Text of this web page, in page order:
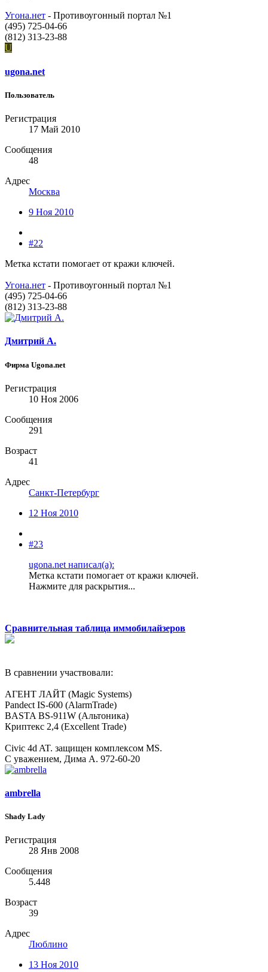
Угона.нет - Противоугонный портал №1
(495) 725-04-66
(812) 313-23-88
U
ugona.net
Пользователь
Регистрация
17 Май 2010
Сообщения
48
Адрес
Москва
9 Ноя 2010
#22
Метка кстати помогает от кражи ключей.
Угона.нет - Противоугонный портал №1
(495) 725-04-66
(812) 313-23-88
Дмитрий А.
Фирма Ugona.net
Регистрация
10 Ноя 2006
Сообщения
291
Возраст
41
Адрес
Санкт-Петербург
12 Ноя 2010
#23
ugona.net написал(а):
Метка кстати помогает от кражи ключей.
Нажмите для раскрытия...
Сравнительная таблица иммобилайзеров
В сравнении участвовали:
АГЕНТ ЛАЙТ (Magic Systems)
Pandect IS-600 (AlarmTrade)
BASTA BS-911W (Альтоника)
Криптекс 2,4 (Excellent Trade)
Civic 4d AT. защищен комплексом MS.
С уважением, Дима А. 972-60-20
ambrella
Shady Lady
Регистрация
28 Янв 2008
Сообщения
5.448
Возраст
39
Адрес
Люблино
13 Ноя 2010